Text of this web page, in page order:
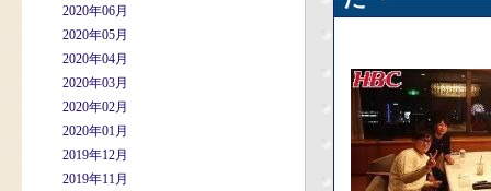
2020年06月
2020年05月
2020年04月
2020年03月
2020年02月
2020年01月
2019年12月
2019年11月